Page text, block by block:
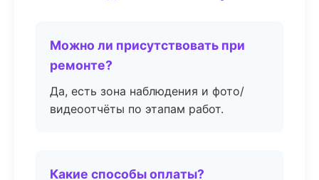
Можно ли присутствовать при
ремонте?
Да, есть зона наблюдения и фото/
видеоотчёты по этапам работ.
Какие способы оплаты?